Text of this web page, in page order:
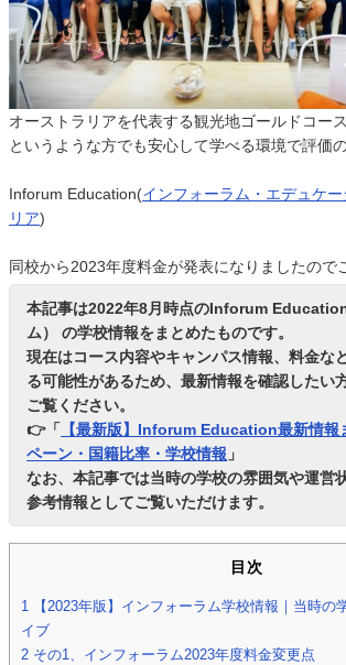
オーストラリアを代表する観光地ゴールドコー
というような方でも安心して学べる環境で評価
Inforum Education(インフォーラム・エデュケ
リア)
同校から2023年度料金が発表になりましたので
本記事は2022年8月時点のInforum
ム） の学校情報をまとめたものです。
現在はコース内容やキャンパス情報、料金な
る可能性があるため、最新情報を確認したい
ご覧ください。
👉「 【最新版】Inforum Education最新情報
ペーン・国籍比率・学校情報 」
なお、本記事では当時の学校の雰囲気や運営
参考情報としてご覧いただけます。
目次
1
【2023年版】インフォーラム学校情報｜当時の
イブ
2 その1、インフォーラム2023年度料金変更点